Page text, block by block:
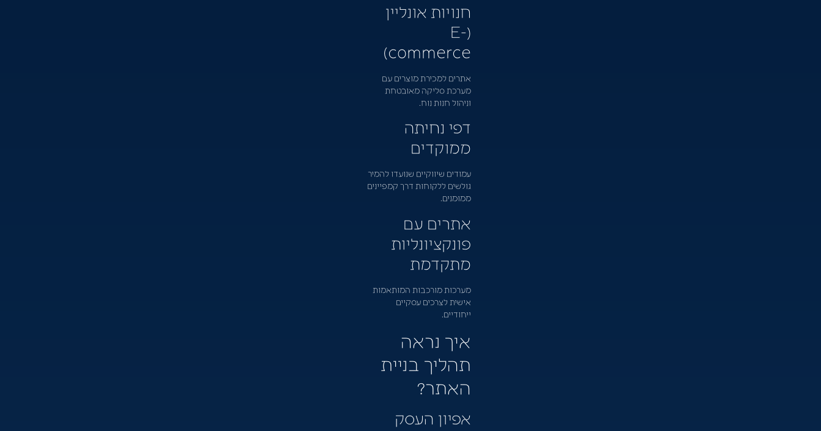
חנויות אונליין
(E-
commerce)
אתרים למכירת מוצרים עם
מערכת סליקה מאובטחת
וניהול חנות נוח.
דפי נחיתה
ממוקדים
עמודים שיווקיים שנועדו להמיר
גולשים ללקוחות דרך קמפיינים
ממומנים.
אתרים עם
פונקציונליות
מתקדמת
מערכות מורכבות המותאמות
אישית לצרכים עסקיים
ייחודיים.
איך נראה
תהליך בניית
האתר?
אפיון העסק